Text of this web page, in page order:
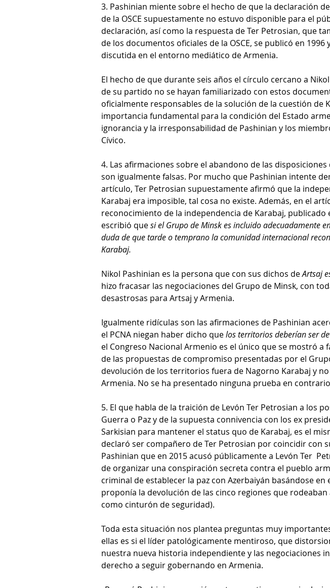
3. Pashinian miente sobre el hecho de que la declaración
de la OSCE supuestamente no estuvo disponible para el
declaración, así como la respuesta de Ter Petrosian, que
de los documentos oficiales de la OSCE, se publicó en
discutida en el entorno mediático de Armenia.
El hecho de que durante seis años el círculo cercano a
de su partido no se hayan familiarizado con estos
oficialmente responsables de la solución de la cuestión de
importancia fundamental para la condición del Estado
ignorancia y la irresponsabilidad de Pashinian y los
Cívico.
4. Las afirmaciones sobre el abandono de las
son igualmente falsas. Por mucho que Pashinian intente
artículo, Ter Petrosian supuestamente afirmó que la
Karabaj era imposible, tal cosa no existe. Además, en el
reconocimiento de la independencia de Karabaj, publicado
escribió que si el Grupo de Minsk es incluido adecuadamente
duda de que tarde o temprano la comunidad internacional
Karabaj.
Nikol Pashinian es la persona que con sus dichos de Artsaj
hizo fracasar las negociaciones del Grupo de Minsk, con
desastrosas para Artsaj y Armenia.
Igualmente ridículas son las afirmaciones de Pashinian
el PCNA niegan haber dicho que los territorios deberían ser
el Congreso Nacional Armenio es el único que se mostró a
de las propuestas de compromiso presentadas por el
devolución de los territorios fuera de Nagorno Karabaj y
Armenia. No se ha presentado ninguna prueba en
5. El que habla de la traición de Levón Ter Petrosian a los
Guerra o Paz y de la supuesta connivencia con los ex
Sarkisian para mantener el status quo de Karabaj, es el
declaró ser compañero de Ter Petrosian por coincidir con
Pashinian que en 2015 acusó públicamente a Levón Ter
de organizar una conspiración secreta contra el pueblo
criminal de establecer la paz con Azerbaiyán basándose en
proponía la devolución de las cinco regiones que rodeaban
como cinturón de seguridad).
Toda esta situación nos plantea preguntas muy
ellas es si el líder patológicamente mentiroso, que
nuestra nueva historia independiente y las negociaciones
derecho a seguir gobernando en Armenia.